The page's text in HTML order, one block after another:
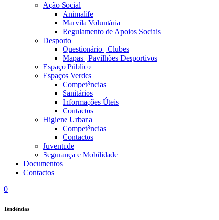
Ação Social
Animalife
Marvila Voluntária
Regulamento de Apoios Sociais
Desporto
Questionário | Clubes
Mapas | Pavilhões Desportivos
Espaço Público
Espaços Verdes
Competências
Sanitários
Informações Úteis
Contactos
Higiene Urbana
Competências
Contactos
Juventude
Segurança e Mobilidade
Documentos
Contactos
0
Tendências